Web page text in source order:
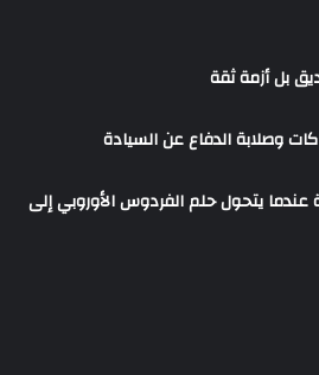
بل أزمة ثقة
وصلابة الدفاع عن السيادة
عندما يتحول حلم الفردوس الأوروبي إلى